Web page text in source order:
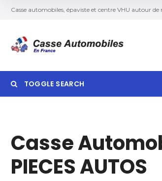
Casse automobiles, épaviste et centre VHU autour de
TOGGLE SEARCH
Casse
PIECES AUTOS